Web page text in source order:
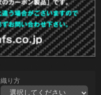
織り方